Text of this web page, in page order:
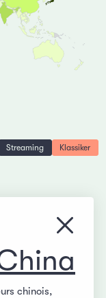
Streaming Klassiker
Menü
chinois,